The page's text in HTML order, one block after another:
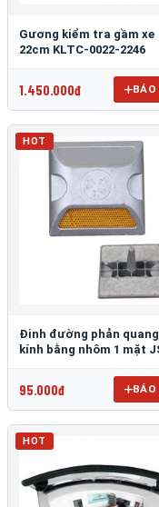
Gương kiểm tra gầm xe
22cm KLTC-0022-2246
1.450.000đ BÁO
HOT
Đinh đường phản
kính bằng nhôm 1 mặt
95.000đ BÁO
HOT